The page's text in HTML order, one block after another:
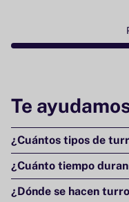
Te
¿Cuántos tipos de
¿Cuánto tiempo
¿Dónde se hacen